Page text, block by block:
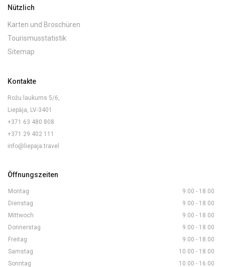
Nützlich
Karten und Broschüren
Tourismusstatistik
Sitemap
Kontakte
Rožu laukums 5/6,
Liepāja, LV-3401
+371 63 480 808
+371 29 402 111
info@liepaja.travel
Öffnungszeiten
Montag
9.00 - 18.00
Dienstag
9.00 - 18.00
Mittwoch
9.00 - 18.00
Donnerstag
9.00 - 18.00
Freitag
9.00 - 18.00
Samstag
10.00 - 18.00
Sonntag
10.00 - 16.00